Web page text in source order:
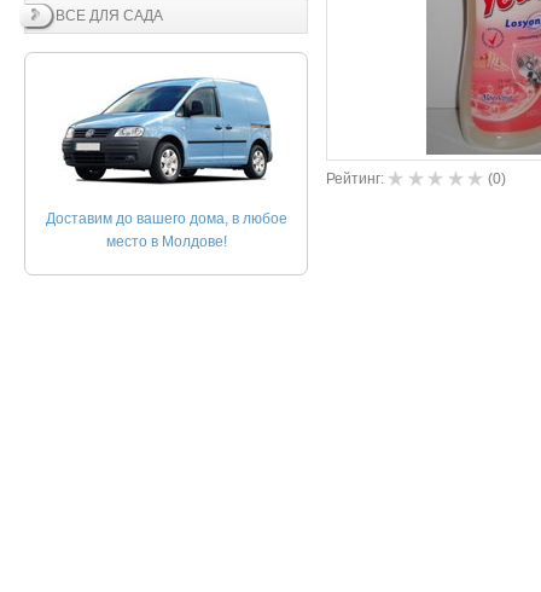
ВСЕ ДЛЯ САДА
Доставим до вашего дома, в любое
место в Молдове!
Рейтинг: (0)